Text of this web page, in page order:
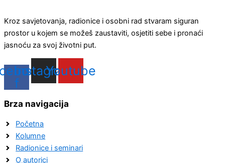
Kroz savjetovanja, radionice i osobni rad stvaram siguran
prostor u kojem se možeš zaustaviti, osjetiti sebe i pronaći
jasnoću za svoj životni put.
f
Instagram
Youtube
Brza navigacija
Početna
Kolumne
Radionice i seminari
O autorici